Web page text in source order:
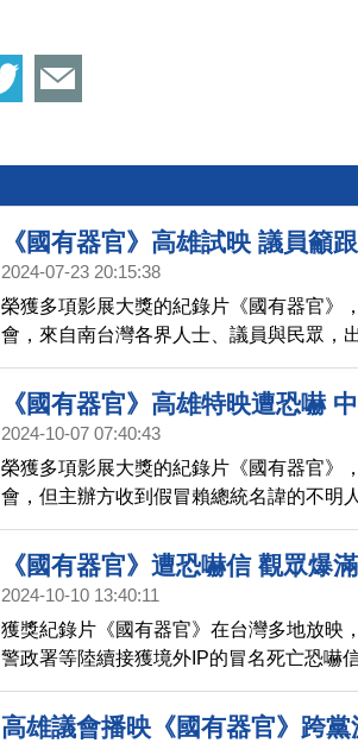
《國有器官》高雄試映 議員籲
2024-07-23 20:15:38
榮獲多項影展大獎的紀錄片《國有器官》
會，來自南台灣各界人士、議員與民眾，
片團隊座談，高雄市議員陳麗娜呼籲將中
更多人知道，共同制止中共的惡行。
《國有器官》高雄特映遭恐嚇
2024-10-07 07:40:43
榮獲多項影展大獎的紀錄片《國有器官》
會，但主辦方收到假冒賴總統名諱的不明
報警處理，呼籲大家將真相廣傳，制止中
《國有器官》遭恐嚇信 觀眾爆
2024-10-10 13:40:11
獲獎紀錄片《國有器官》在台灣多地放映
警政署等陸續接獲境外IP的冒名死亡恐嚇
次，高雄民眾已爆滿甚至到現場候補，支
已指示警政單位，對於恐嚇之事，會加強
高雄議會播映《國有器官》跨